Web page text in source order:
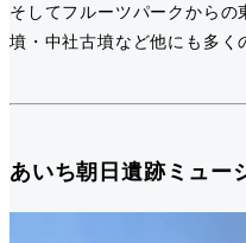
そしてフルーツパークから
墳・中社古墳など他にも多く
あいち朝日遺跡ミュー